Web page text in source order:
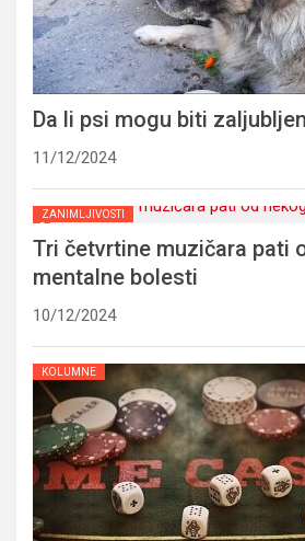
Da li psi mogu biti
11/12/2024
ZANIMLJIVOSTI
Tri četvrtine muzičara pati
mentalne bolesti
10/12/2024
KOLUMNE